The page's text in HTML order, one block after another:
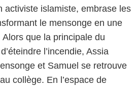
activiste islamiste, embrase les
le mensonge en une
que la principale du
l’incendie, Assia
et Samuel se retrouve
collège. En l’espace de